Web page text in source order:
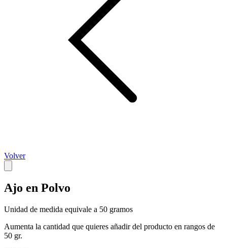
Volver
Ajo en Polvo
Unidad de medida equivale a 50 gramos
Aumenta la cantidad que quieres añadir del producto en rangos de
50 gr.